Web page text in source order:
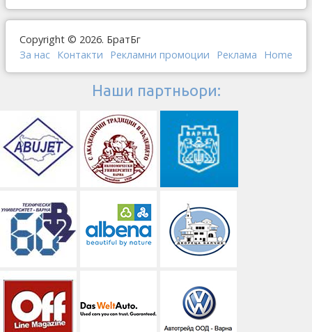
Copyright © 2026. БратБг
За нас Контакти Рекламни промоции Реклама Home
Наши партньори: